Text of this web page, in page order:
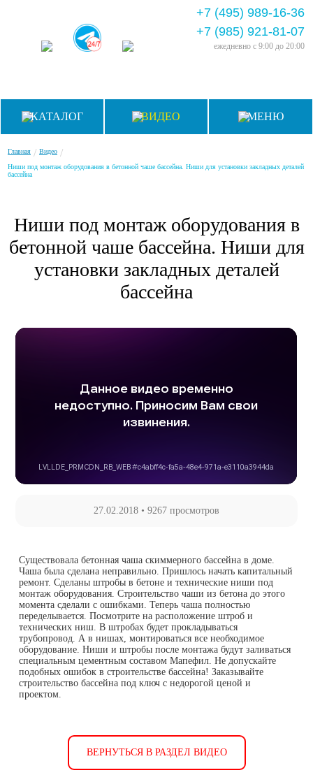
+7 (495) 989-16-36
+7 (985) 921-81-07
ежедневно с 9:00 до 20:00
КАТАЛОГ ВИДЕО МЕНЮ
Главная / Видео /
Ниши под монтаж оборудования в бетонной чаше бассейна. Ниши для установки закладных деталей
бассейна
Ниши под монтаж оборудования в
бетонной чаше бассейна. Ниши для
установки закладных деталей
бассейна
27.02.2018 • 9267 просмотров
Существовала бетонная чаша скиммерного бассейна в доме.
Чаша была сделана неправильно. Пришлось начать капитальный
ремонт. Сделаны штробы в бетоне и технические ниши под
монтаж оборудования. Строительство чаши из бетона до этого
момента сделали с ошибками. Теперь чаша полностью
переделывается. Посмотрите на расположение штроб и
технических ниш. В штробах будет прокладываться
трубопровод. А в нишах, монтироваться все необходимое
оборудование. Ниши и штробы после монтажа будут заливаться
специальным цементным составом Мапефил. Не допускайте
подобных ошибок в строительстве бассейна! Заказывайте
строительство бассейна под ключ с недорогой ценой и
проектом.
ВЕРНУТЬСЯ В РАЗДЕЛ ВИДЕО